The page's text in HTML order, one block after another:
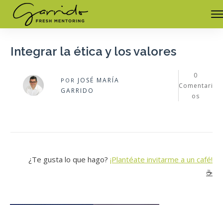
Integrar la ética y los valores
POR JOSÉ MARÍA
GARRIDO
0
Comentari
os
¿Te gusta lo que hago? ¡Plantéate invitarme a un café!
☕️